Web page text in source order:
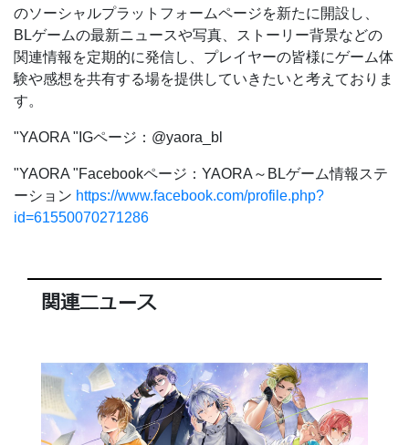
のソーシャルプラットフォームページを新たに開設し、
BLゲームの最新ニュースや写真、ストーリー背景などの
関連情報を定期的に発信し、プレイヤーの皆様にゲーム体
験や感想を共有する場を提供していきたいと考えておりま
す。
"YAORA "IGページ：@yaora_bl
"YAORA "Facebookページ：YAORA～BLゲーム情報ステ
ーション https://www.facebook.com/profile.php?
id=61550070271286
関連ニュース